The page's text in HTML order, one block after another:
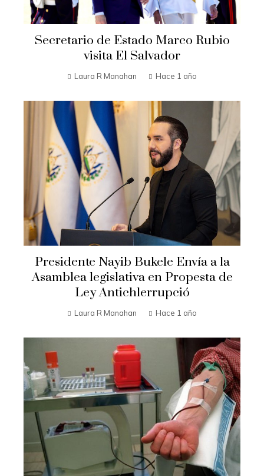
Secretario de Estado Marco Rubio
visita El Salvador
Laura R Manahan Hace 1 año
Presidente Nayib Bukele Envía a la
Asamblea legislativa en Propesta de
Ley Antichlerrupció
Laura R Manahan Hace 1 año